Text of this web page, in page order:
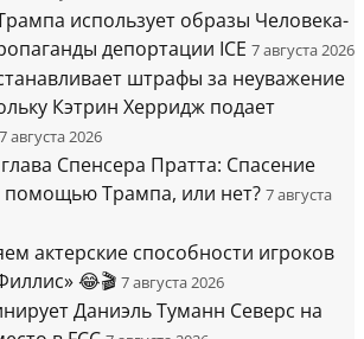
использует образы Человека-
депортации ICE 7 августа 2026
штрафы за неуважение
Кэтрин Херридж подает
7 августа 2026
Спенсера Пратта: Спасение
помощью Трампа, или нет? 7 августа
актерские способности игроков
😂🎬 7 августа 2026
Даниэль Туманн Северс на